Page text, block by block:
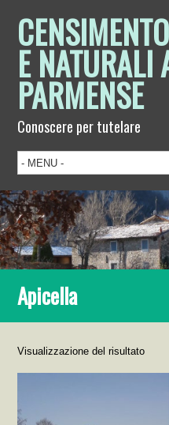
E NATURALI
PARMENSE
Conoscere per tutelare
Apicella
Visualizzazione del risultato